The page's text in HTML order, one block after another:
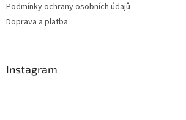
Podmínky ochrany osobních údajů
Doprava a platba
Instagram